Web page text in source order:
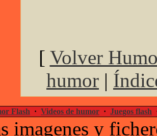
[ Volver
humor |
Flash · Videos de humor · Juegos flash
imagenes y